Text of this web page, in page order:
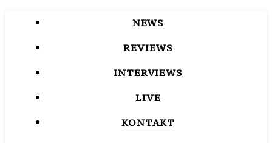
NEWS
REVIEWS
INTERVIEWS
LIVE
KONTAKT